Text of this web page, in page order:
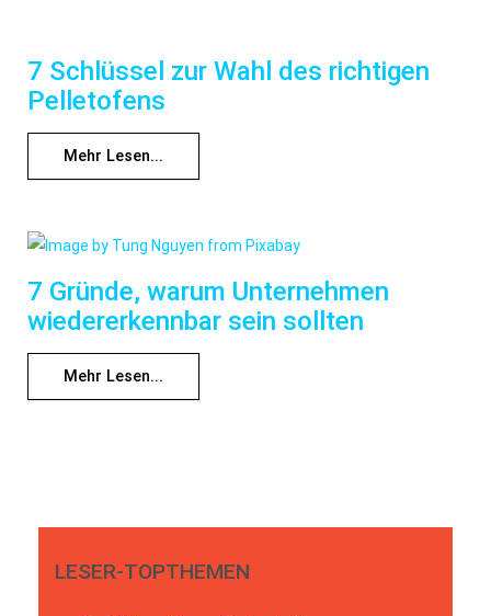
7 Schlüssel zur Wahl des richtigen
Pelletofens
Mehr Lesen...
7 Gründe, warum Unternehmen
wiedererkennbar sein sollten
Mehr Lesen...
LESER-TOPTHEMEN